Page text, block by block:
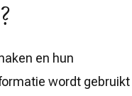
en hun
wordt gebruikt